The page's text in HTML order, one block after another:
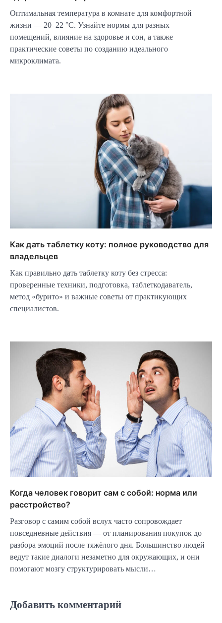
Оптимальная температура в комнате для комфортной
жизни — 20–22 °C. Узнайте нормы для разных
помещений, влияние на здоровье и сон, а также
практические советы по созданию идеального
микроклимата.
Как дать таблетку коту: полное руководство для
владельцев
Как правильно дать таблетку коту без стресса:
проверенные техники, подготовка, таблеткодаватель,
метод «бурито» и важные советы от практикующих
специалистов.
Когда человек говорит сам с собой: норма или
расстройство?
Разговор с самим собой вслух часто сопровождает
повседневные действия — от планирования покупок до
разбора эмоций после тяжёлого дня. Большинство людей
ведут такие диалоги незаметно для окружающих, и они
помогают мозгу структурировать мысли…
Добавить комментарий